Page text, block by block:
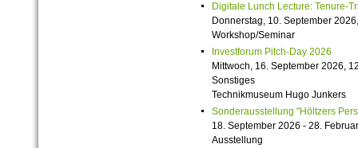
Digitale Lunch Lecture: Tenure-
Donnerstag, 10. September
Workshop/Seminar
Investforum Pitch-Day 2026
Mittwoch, 16. September 2026,
Sonstiges
Technikmuseum Hugo Junkers
Sonderausstellung "Höltzers
18. September 2026 - 28.
Ausstellung